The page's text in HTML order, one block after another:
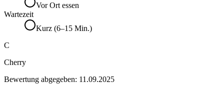
Vor Ort essen
Wartezeit
Kurz (6–15 Min.)
C
Cherry
Bewertung abgegeben: 11.09.2025